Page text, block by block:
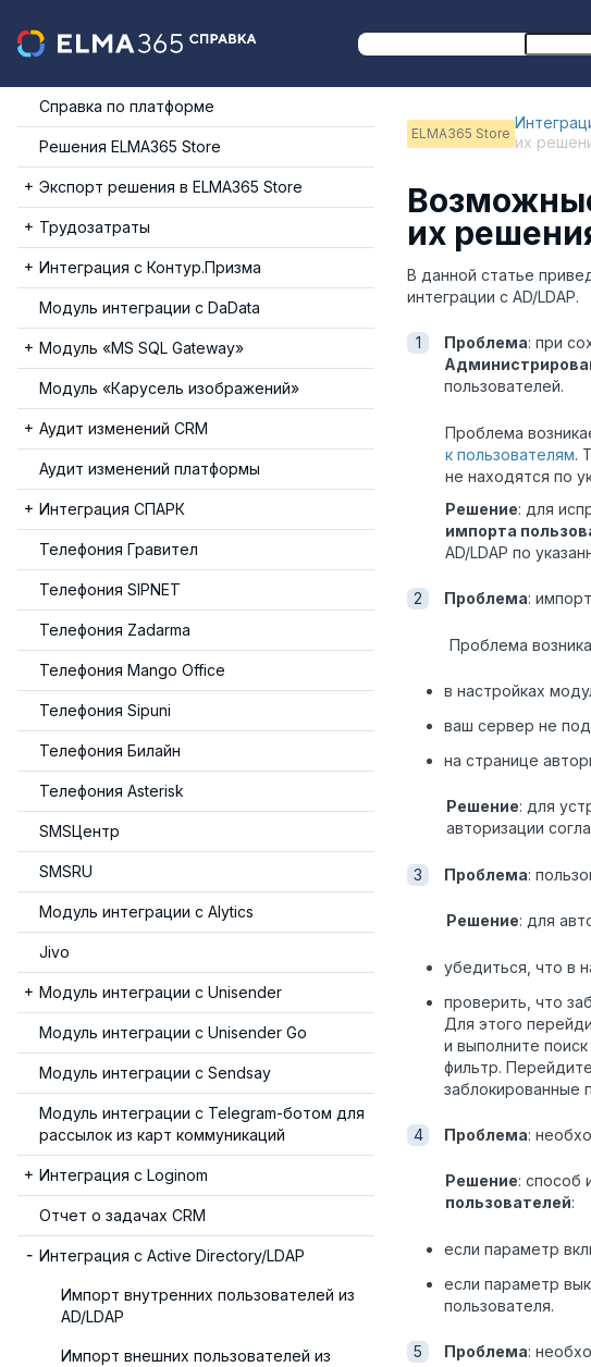
Справка по платформе
Решения ELMA365 Store
Экспорт решения в ELMA365 Store
Трудозатраты
Интеграция с Контур.Призма
Модуль интеграции с DaData
Модуль «MS SQL Gateway»
Модуль «Карусель изображений»
Аудит изменений CRM
Аудит изменений платформы
Интеграция СПАРК
Телефония Гравител
Телефония SIPNET
Телефония Zadarma
Телефония Mango Office
Телефония Sipuni
Телефония Билайн
Телефония Asterisk
SMSЦентр
SMSRU
Модуль интеграции с Alytics
Jivo
Модуль интеграции с Unisender
Модуль интеграции с Unisender Go
Модуль интеграции с Sendsay
Модуль интеграции с Telegram-ботом для
рассылок из карт коммуникаций
Интеграция с Loginom
Отчет о задачах CRM
Интеграция с Active Directory/LDAP
Импорт внутренних пользователей из
AD/LDAP
Импорт внешних пользователей из
ELMA365 Store их
их
В данной статье
интеграции с AD/LDAP.
Проблема: при
пользователей.
Проблема
к пользователям.
не находятся по
Решение: для
импорта
AD/LDAP по
Проблема:
Проблема
в настройках
ваш сервер не
на странице
Решение: для
авторизации
Проблема:
Решение: для
убедиться, что в
проверить, что
Для этого
и выполните
фильтр.
заблокированные
Проблема:
Решение: способ
пользователей:
если параметр
если параметр
пользователя.
Проблема: